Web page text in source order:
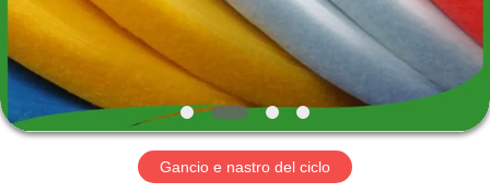
SU
DI
NOI
Gancio e nastro del ciclo